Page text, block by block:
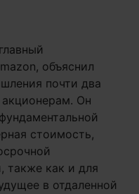
объяснил
почти два
акционерам. Он
стоимость,
также как и для
в отдаленной